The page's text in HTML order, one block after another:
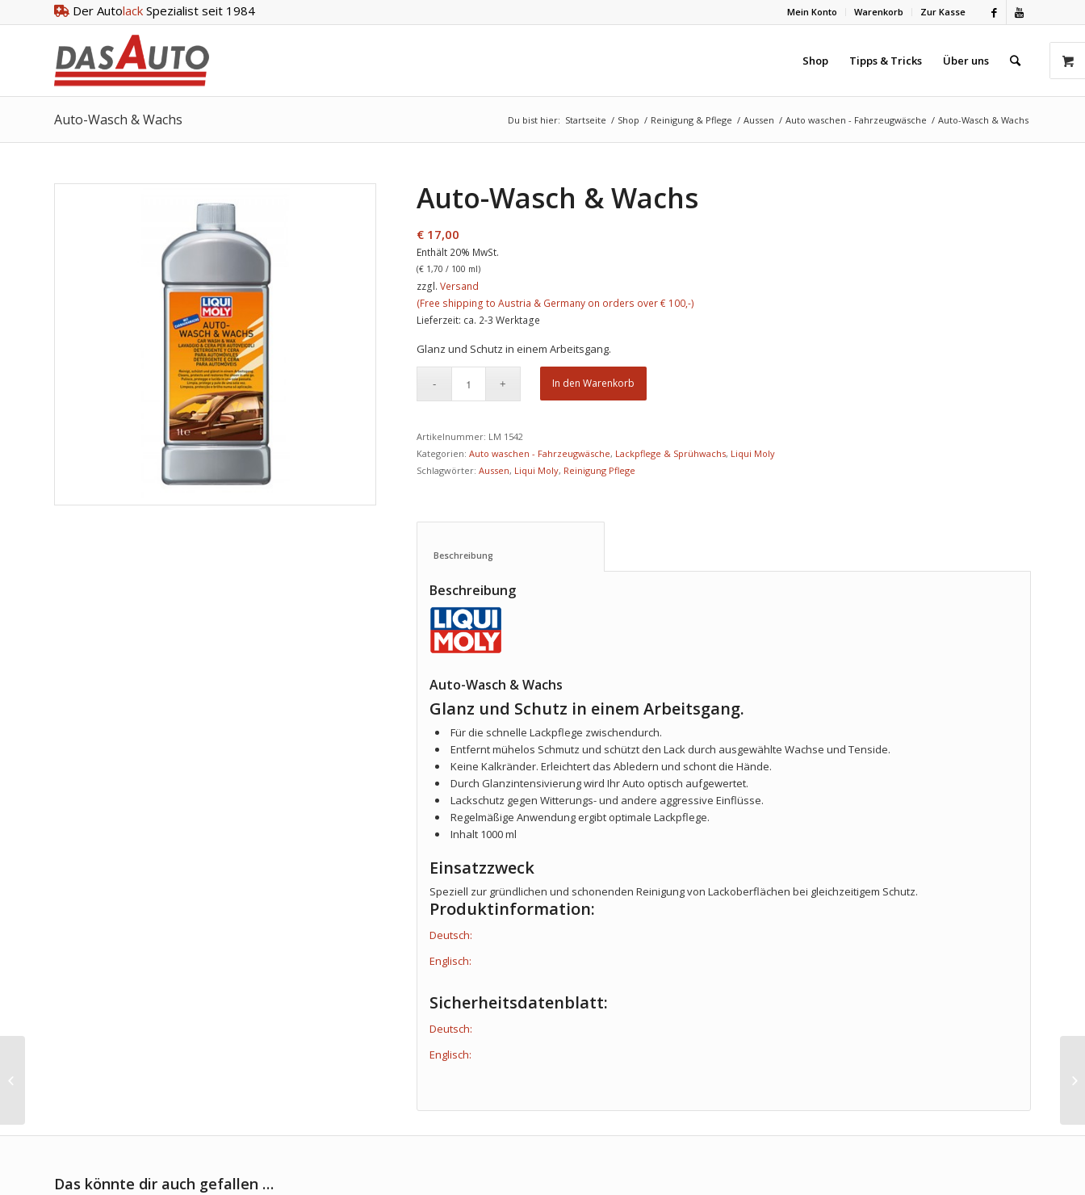
Mein Konto Warenkorb Zur Kasse
Der Autolack Spezialist seit 1984
Shop Tipps & Tricks Über uns
Auto-Wasch & Wachs Du bist hier: Startseite / Shop / Reinigung & Pflege / Aussen / Auto waschen - Fahrzeugwäsche / Auto-Wasch & Wachs
Auto-Wasch & Wachs
€ 17,00
Enthält 20% MwSt.
(€ 1,70 / 100 ml)
zzgl.Versand
Lieferzeit: ca. 2-3 Werktage
Glanz und Schutz in einem Arbeitsgang.
In den Warenkorb
Artikelnummer: LM 1542
Kategorien:Auto waschen - Fahrzeugwäsche, Lackpflege & Sprühwachs, Liqui Moly
Schlagwörter:Aussen, Liqui Moly, Reinigung Pflege
Beschreibung
Auto-Wasch & Wachs
Glanz und Schutz in einem Arbeitsgang.
Für die schnelle Lackpflege zwischendurch.
Entfernt mühelos Schmutz und schützt den Lack durch ausgewählte Wachse und Tenside.
Keine Kalkränder. Erleichtert das Abledern und schont die Hände.
Durch Glanzintensivierung wird Ihr Auto optisch aufgewertet.
Lackschutz gegen Witterungs- und andere aggressive Einflüsse.
Regelmäßige Anwendung ergibt optimale Lackpflege.
Inhalt 1000 ml
Einsatzzweck
Speziell zur gründlichen und schonenden Reinigung von Lackoberflächen bei gleichzeitigem Schutz.
Produktinformation:
Deutsch:
Englisch:
Sicherheitsdatenblatt:
Deutsch:
Englisch:
Das könnte dir auch gefallen …